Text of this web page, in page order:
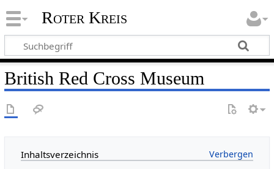
Roter Kreis
British Red Cross Museum
Inhaltsverzeichnis